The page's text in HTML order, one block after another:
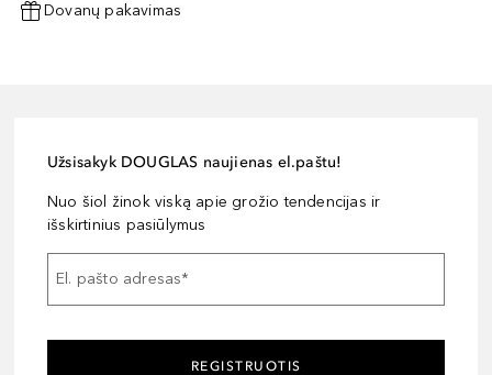
Dovanų pakavimas
Užsisakyk DOUGLAS naujienas el.paštu!
Nuo šiol žinok viską apie grožio tendencijas ir
išskirtinius pasiūlymus
El. pašto adresas*
REGISTRUOTIS